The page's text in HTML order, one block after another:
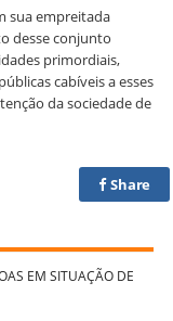
sua empreitada
desse conjunto
primordiais,
cabíveis a esses
da sociedade de
Share
EM SITUAÇÃO DE